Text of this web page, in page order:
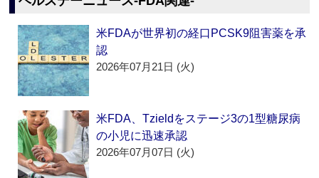
米FDAが世界初の経口PCSK9阻害薬を承
認
2026年07月21日 (火)
米FDA、Tzieldをステージ3の1型糖尿病
の小児に迅速承認
2026年07月07日 (火)